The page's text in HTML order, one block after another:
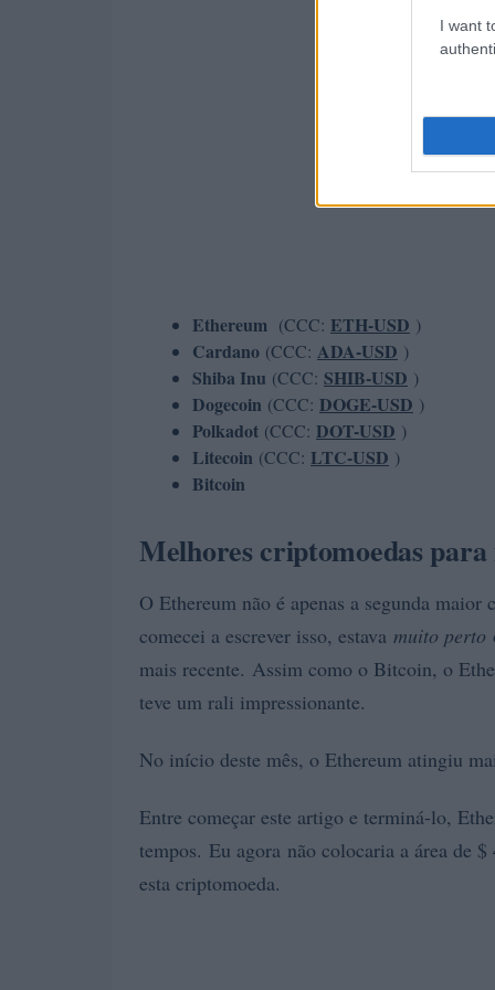
I want
Ethereum (CCC: ETH-USD )
Cardano (CCC: ADA-USD )
Shiba Inu (CCC: SHIB-USD )
Dogecoin (CCC: DOGE-USD )
Polkadot (CCC: DOT-USD )
Litecoin (CCC: LTC-USD )
Bitcoin
Melhores criptomoedas
O Ethereum não é apenas a segunda
comecei a escrever isso, estava muito perto
mais recente. Assim como o Bitcoin, o
teve um rali impressionante.
No início deste mês, o Ethereum atingiu
Entre começar este artigo e terminá-lo,
tempos. Eu agora não colocaria a área de
esta criptomoeda.